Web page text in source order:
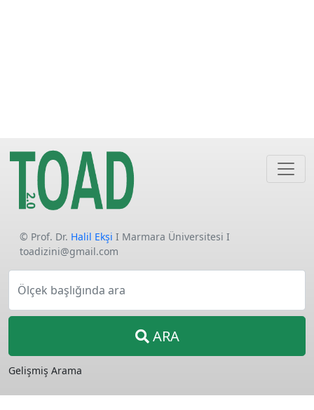
© Prof. Dr. Halil Ekşi I Marmara Üniversitesi I
toadizini@gmail.com
Ölçek başlığında ara
ARA
Gelişmiş Arama